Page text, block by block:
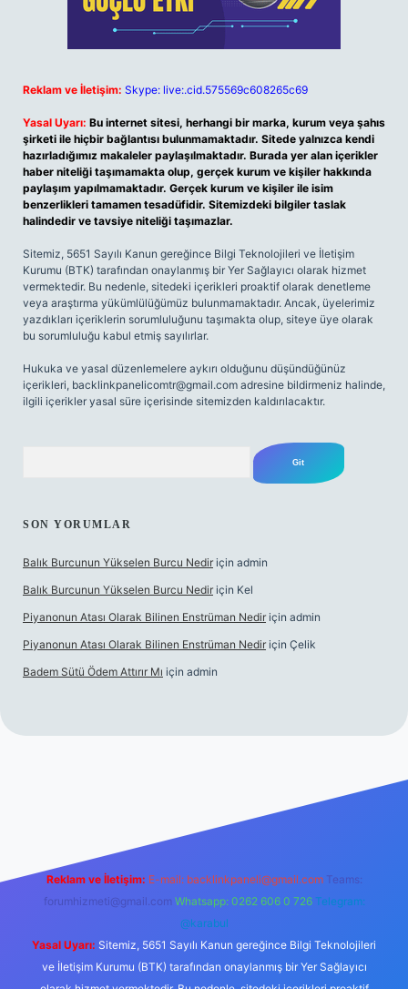
Reklam ve İletişim: Skype: live:.cid.575569c608265c69
Yasal Uyarı: Bu internet sitesi, herhangi bir marka, kurum veya şahıs
şirketi ile hiçbir bağlantısı bulunmamaktadır. Sitede yalnızca kendi
hazırladığımız makaleler paylaşılmaktadır. Burada yer alan içerikler
haber niteliği taşımamakta olup, gerçek kurum ve kişiler hakkında
paylaşım yapılmamaktadır. Gerçek kurum ve kişiler ile isim
benzerlikleri tamamen tesadüfidir. Sitemizdeki bilgiler taslak
halindedir ve tavsiye niteliği taşımazlar.
Sitemiz, 5651 Sayılı Kanun gereğince Bilgi Teknolojileri ve İletişim
Kurumu (BTK) tarafından onaylanmış bir Yer Sağlayıcı olarak hizmet
vermektedir. Bu nedenle, sitedeki içerikleri proaktif olarak denetleme
veya araştırma yükümlülüğümüz bulunmamaktadır. Ancak, üyelerimiz
yazdıkları içeriklerin sorumluluğunu taşımakta olup, siteye üye olarak
bu sorumluluğu kabul etmiş sayılırlar.
Hukuka ve yasal düzenlemelere aykırı olduğunu düşündüğünüz
içerikleri, backlinkpanelicomtr@gmail.com adresine bildirmeniz halinde,
ilgili içerikler yasal süre içerisinde sitemizden kaldırılacaktır.
SON YORUMLAR
Balık Burcunun Yükselen Burcu Nedir için admin
Balık Burcunun Yükselen Burcu Nedir için Kel
Piyanonun Atası Olarak Bilinen Enstrüman Nedir için admin
Piyanonun Atası Olarak Bilinen Enstrüman Nedir için Çelik
Badem Sütü Ödem Attırır Mı için admin
Reklam ve İletişim: E-mail: backlinkpaneli@gmail.com Teams:
forumhizmeti@gmail.com Whatsapp: 0262 606 0 726 Telegram:
@karabul
Yasal Uyarı: Sitemiz, 5651 Sayılı Kanun gereğince Bilgi Teknolojileri
ve İletişim Kurumu (BTK) tarafından onaylanmış bir Yer Sağlayıcı